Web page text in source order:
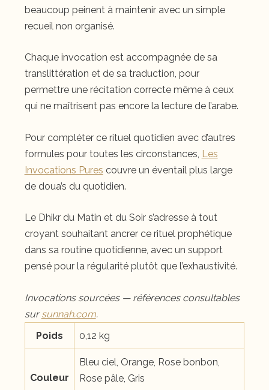
beaucoup peinent à maintenir avec un simple
recueil non organisé.
Chaque invocation est accompagnée de sa
translittération et de sa traduction, pour
permettre une récitation correcte même à ceux
qui ne maîtrisent pas encore la lecture de l’arabe.
Pour compléter ce rituel quotidien avec d’autres
formules pour toutes les circonstances, Les
Invocations Pures couvre un éventail plus large
de doua’s du quotidien.
Le Dhikr du Matin et du Soir s’adresse à tout
croyant souhaitant ancrer ce rituel prophétique
dans sa routine quotidienne, avec un support
pensé pour la régularité plutôt que l’exhaustivité.
Invocations sourcées — références consultables
sursunnah.com.
Poids
0,12 kg
Couleur
Bleu ciel, Orange, Rose bonbon,
Rose pâle, Gris